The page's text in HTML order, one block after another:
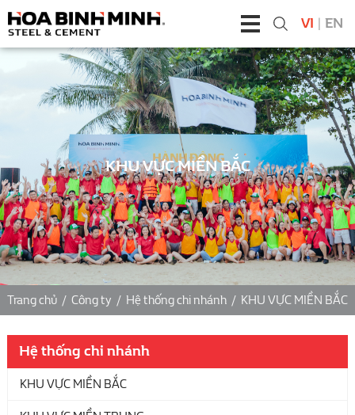
VI | EN
KHU VỰC MIỀN BẮC
Trang chủ/ Công ty / Hệ thống chi nhánh/ KHU VỰC MIỀN BẮC
Hệ thống chi nhánh
KHU VỰC MIỀN BẮC